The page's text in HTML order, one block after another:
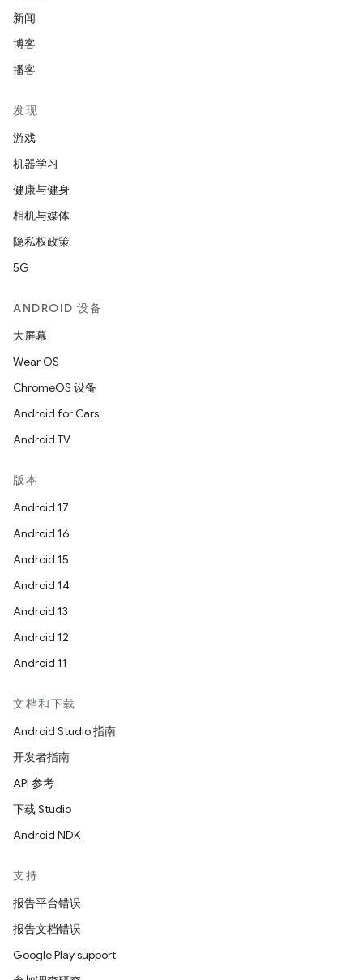
新闻
博客
播客
发现
游戏
机器学习
健康与健身
相机与媒体
隐私权政策
5G
ANDROID 设备
大屏幕
Wear OS
ChromeOS 设备
Android for Cars
Android TV
版本
Android 17
Android 16
Android 15
Android 14
Android 13
Android 12
Android 11
文档和下载
Android Studio 指南
开发者指南
API 参考
下载 Studio
Android NDK
支持
报告平台错误
报告文档错误
Google Play support